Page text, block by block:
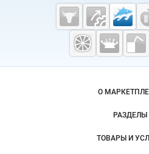
Cсылки на
рыба,
Важные разделы и
Навигация по сайту
О
Новости
Размещение
РАЗДЕЛЫ
ТОВАРЫ И